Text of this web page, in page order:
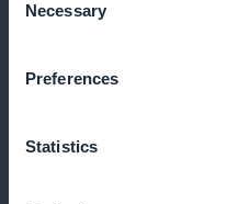
Selection
Necessary
Preferences
Statistics
Promoção de
Introduzir novas rotinas